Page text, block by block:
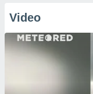
Video